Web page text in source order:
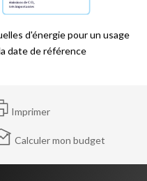
d'énergie pour un usage
date de référence
Imprimer
Calculer mon budget